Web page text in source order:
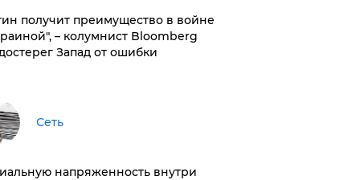
получит преимущество в войне
– колумнист Bloomberg
Запад от ошибки
Сеть
напряженность внутри